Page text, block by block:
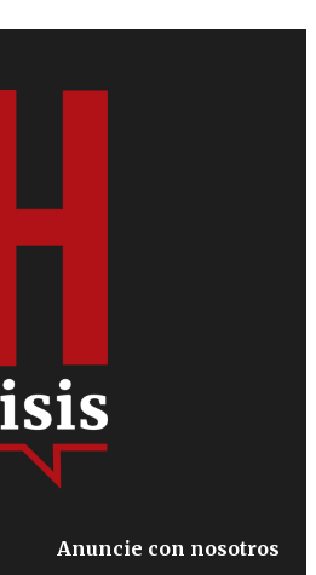
Anuncie con nosotros